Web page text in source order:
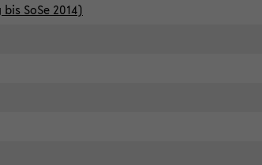
SoSe 2014)